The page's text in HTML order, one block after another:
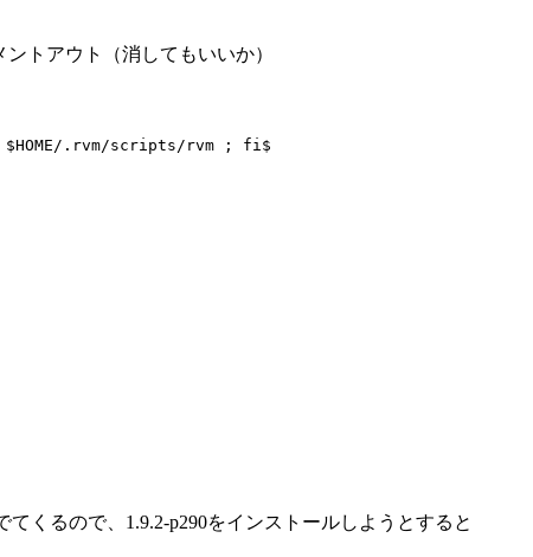
トアウト（消してもいいか）
くるので、1.9.2-p290をインストールしようとすると